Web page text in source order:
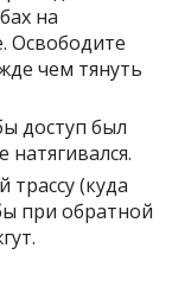
на
Освободите
чем тянуть
доступ был
(куда
при обратной